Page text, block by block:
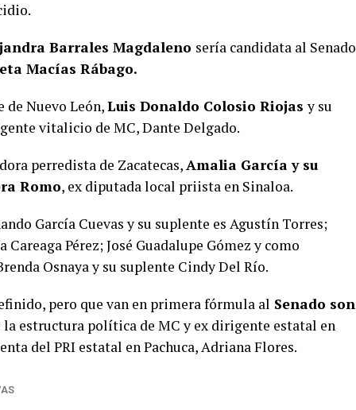
Barrales Magdaleno sería candidata al Senado
Macías Rábago.
de Nuevo León,Luis Donaldo Colosio Riojasy su
vitalicio de MC, Dante Delgado.
perredista de Zacatecas,Amalia García y su
Romo, ex diputada local priista en Sinaloa.
García Cuevas y su suplente es Agustín Torres;
Pérez; José Guadalupe Gómez y como
Osnaya y su suplente Cindy Del Río.
pero que van en primera fórmula al Senado son
la estructura política de MC y ex dirigente estatal en
del PRI estatal en Pachuca, Adriana Flores.